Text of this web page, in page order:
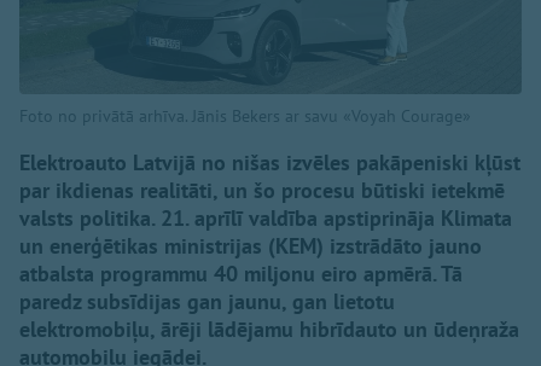
Foto no privātā arhīva. Jānis Bekers ar savu «Voyah Courage»
Elektroauto Latvijā no nišas izvēles pakāpeniski kļūst
par ikdienas realitāti, un šo procesu būtiski ietekmē
valsts politika. 21. aprīlī valdība apstiprināja Klimata
un enerģētikas ministrijas (KEM) izstrādāto jauno
atbalsta programmu 40 miljonu eiro apmērā. Tā
paredz subsīdijas gan jaunu, gan lietotu
elektromobiļu, ārēji lādējamu hibrīdauto un ūdeņraža
automobiļu iegādei.